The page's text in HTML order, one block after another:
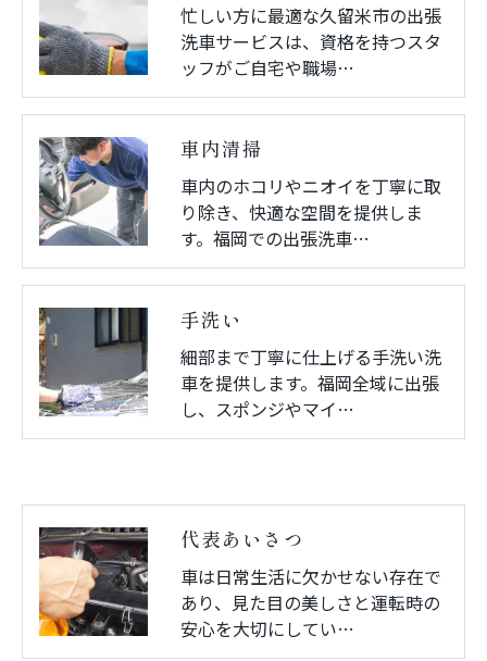
忙しい方に最適な久留米市の出張
洗車サービスは、資格を持つスタ
ッフがご自宅や職場…
車内清掃
車内のホコリやニオイを丁寧に取
り除き、快適な空間を提供しま
す。福岡での出張洗車…
手洗い
細部まで丁寧に仕上げる手洗い洗
車を提供します。福岡全域に出張
し、スポンジやマイ…
代表あいさつ
車は日常生活に欠かせない存在で
あり、見た目の美しさと運転時の
安心を大切にしてい…